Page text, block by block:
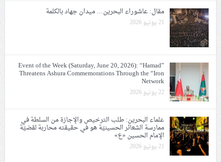
مقال: عاشوراء البحرين… ميدان جهاد بالكلمة
21 يونيو 2026
Event of the Week (Saturday, June 20, 2026): “Hamad”
Threatens Ashura Commemorations Through the “Iron
Network
22 يونيو 2026
علماء البحرين: طلب الترخيص والإجازة من السلطة في
ممارسة الشعائر الحسينيّة هو في حقيقته محاربة لقضيّة
الإمام الحسين «ع»
21 يونيو 2026